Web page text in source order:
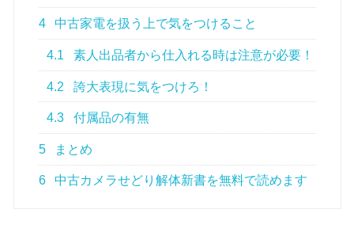
4 中古家電を扱う上で気をつけること
4.1 素人出品者から仕入れる時は注意が必要！
4.2 誇大表現に気をつけろ！
4.3 付属品の有無
5 まとめ
6 中古カメラせどり解体新書を無料で読めます